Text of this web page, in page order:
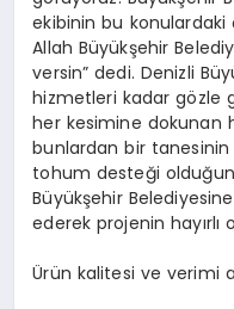
ekibinin bu konulardaki
Allah Büyükşehir
versin” dedi. Denizli
hizmetleri kadar gözle
her kesimine dokunan
bunlardan bir tanesinin
tohum desteği
Büyükşehir
ederek projenin hayırlı
Ürün kalitesi ve verimi